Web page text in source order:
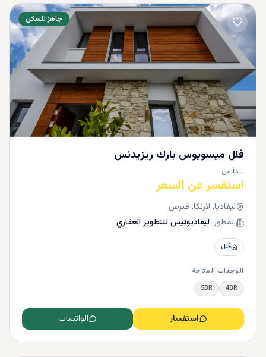
جاهز للسكن
فلل ميسويوس بارك ريزيدنس
يبدأ من
استفسر عن السعر
ليفاديا, لارنكا, قبرص
المطور: ليفاديوتيس للتطوير العقاري
فلل
الوحدات المتاحة
4BR
5BR
استفسار الواتساب